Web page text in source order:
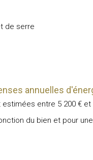
de serre
annuelles
entre 5 200 €
du bien et pour